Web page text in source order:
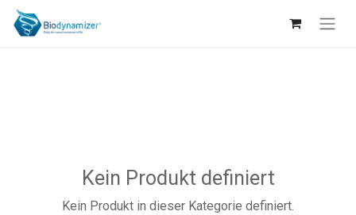
Kein Produkt definiert
Kein Produkt in dieser Kategorie definiert.